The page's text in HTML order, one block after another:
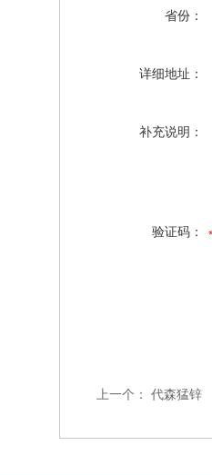
省份：
详细地址：
补充说明：
验证码：
上一个： 代森猛锌